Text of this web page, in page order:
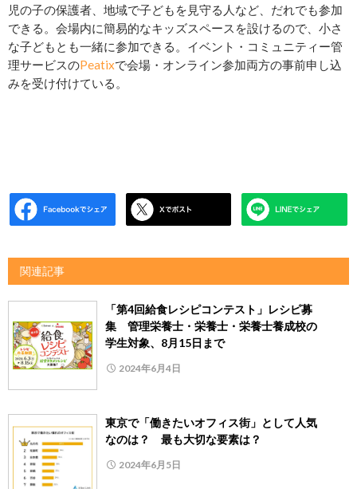
児の子の保護者、地域で子どもを見守る人など、だれでも参加
できる。会場内に簡易的なキッズスペースを設けるので、小さ
な子どもとも一緒に参加できる。イベント・コミュニティー管
理サービスのPeatixで会場・オンライン参加両方の事前申し込
みを受け付けている。
関連記事
「第4回給食レシピコンテスト」レシピ募
集 管理栄養士・栄養士・栄養士養成校の
学生対象、8月15日まで
2024年6月4日
東京で「働きたいオフィス街」として人気
なのは？ 最も大切な要素は？
2024年6月5日